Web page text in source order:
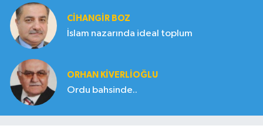
CIHANGIR BOZ
İslam nazarında ideal toplum
ORHAN KIVERLIOĞLU
Ordu bahsinde..